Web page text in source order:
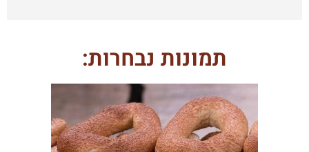
תמונות נבחרות: